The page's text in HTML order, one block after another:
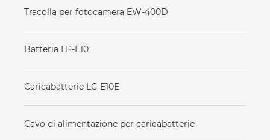
Tracolla per fotocamera EW-400D
Batteria LP-E10
Caricabatterie LC-E10E
Cavo di alimentazione per caricabatterie